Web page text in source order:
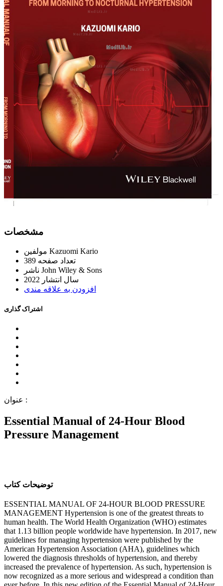
ﻣﺸﺨﺼﺎﺕ
Kazuomi Kario
ﺗﻌﺪاﺩ ﺻﻔﺤﻪ 389
John Wiley & Sons
ﺳﺎﻝ اﻧﺘﺸﺎﺭ 2022
اﻓﺰﻭﺩﻥ ﺑﻪ ﻋﻼﻗﻪ ﻣﻨﺪﯼ
اﺷﺘﺮاﮎ ﮔﺬاﺭﯼ
ﻋﻨﻮاﻥ :
Essential Manual of 24-Hour Blood
Pressure Management
ﺗﻮﺿﯿﺤﺎﺕ ﮐﺘﺎﺏ
ESSENTIAL MANUAL OF 24-HOUR BLOOD PRESSURE
MANAGEMENT Hypertension is one of the greatest threats to
human health. The World Health Organization (WHO) estimates
that 1.13 billion people worldwide have hypertension. In 2017, new
guidelines for managing hypertension were published by the
American Hypertension Association (AHA), guidelines which
lowered the diagnosis thresholds of hypertension, and thereby
increased the prevalence of hypertension. As such, hypertension is
now recognized as a more serious and widespread a condition than